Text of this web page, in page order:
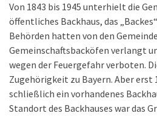
Von 1843 bis 1945 unterhielt die
öffentliches Backhaus, das
Behörden hatten von den
Gemeinschaftsbacköfen verlangt
wegen der Feuergefahr verboten.
Zugehörigkeit zu Bayern. Aber erst
schließlich ein vorhandenes
Standort des Backhauses war das